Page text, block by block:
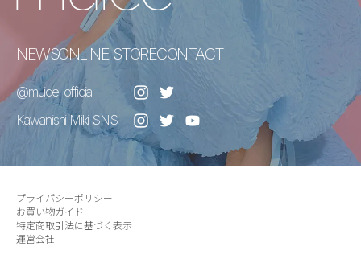
NEWSONLINE STORECONTACT
@muice_official
Kawanishi Miki SNS
プライパシーポリシー
お買い物ガイド
特定商取引法に基づく表示
運営会社